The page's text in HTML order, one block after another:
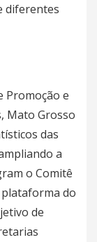
diferentes
Promoção e
Mato Grosso
das
a
o Comitê
do
de